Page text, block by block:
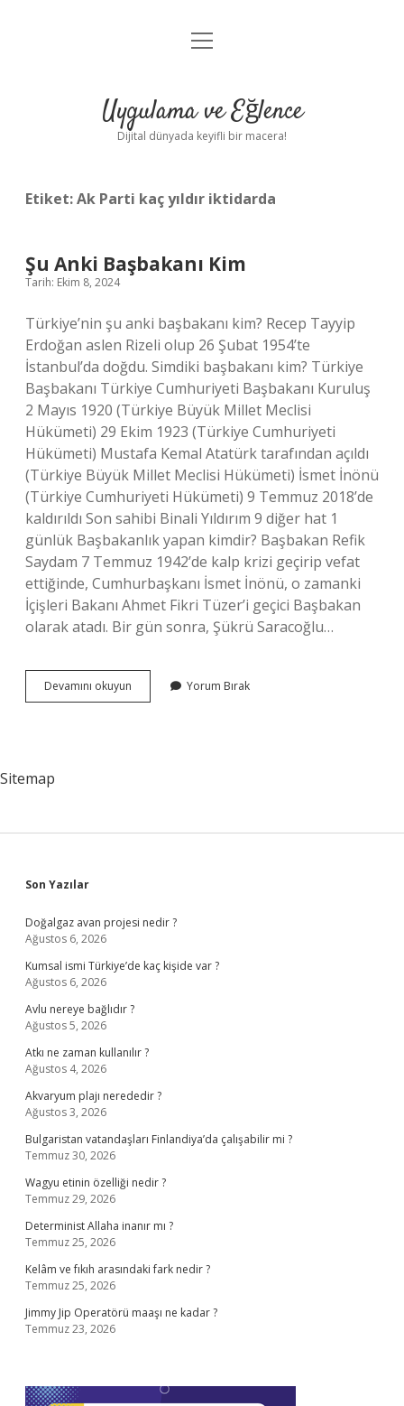
Anasayfa
Yasal Uyarı
menüyü
Uygulama ve Eğlence
Dijital dünyada keyifli bir macera!
Etiket:Ak Parti kaç yıldır iktidarda
Şu Anki Başbakanı Kim
Tarih: Ekim 8, 2024
Türkiye’nin şu anki başbakanı kim? Recep Tayyip
Erdoğan aslen Rizeli olup 26 Şubat 1954’te
İstanbul’da doğdu. Simdiki başbakanı kim? Türkiye
Başbakanı Türkiye Cumhuriyeti Başbakanı Kuruluş
2 Mayıs 1920 (Türkiye Büyük Millet Meclisi
Hükümeti) 29 Ekim 1923 (Türkiye Cumhuriyeti
Hükümeti) Mustafa Kemal Atatürk tarafından açıldı
(Türkiye Büyük Millet Meclisi Hükümeti) İsmet İnönü
(Türkiye Cumhuriyeti Hükümeti) 9 Temmuz 2018’de
kaldırıldı Son sahibi Binali Yıldırım 9 diğer hat 1
günlük Başbakanlık yapan kimdir? Başbakan Refik
Saydam 7 Temmuz 1942’de kalp krizi geçirip vefat
ettiğinde, Cumhurbaşkanı İsmet İnönü, o zamanki
İçişleri Bakanı Ahmet Fikri Tüzer’i geçici Başbakan
olarak atadı. Bir gün sonra, Şükrü Saracoğlu…
Devamını okuyun
Anki
Yorum Bırak
Sitemap
Sidebar
Son Yazılar
Doğalgaz avan projesi nedir ?
Ağustos 6, 2026
Kumsal ismi Türkiye’de kaç kişide var ?
Ağustos 6, 2026
Avlu nereye bağlıdır ?
Ağustos 5, 2026
Atkı ne zaman kullanılır ?
Ağustos 4, 2026
Akvaryum plajı nerededir ?
Ağustos 3, 2026
Bulgaristan vatandaşları Finlandiya’da çalışabilir mi ?
Temmuz 30, 2026
Wagyu etinin özelliği nedir ?
Temmuz 29, 2026
Determinist Allaha inanır mı ?
Temmuz 25, 2026
Kelâm ve fıkıh arasındaki fark nedir ?
Temmuz 25, 2026
Jimmy Jip Operatörü maaşı ne kadar ?
Temmuz 23, 2026